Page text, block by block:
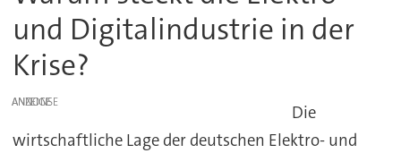
und Digitalindustrie in der
Krise?
ANZEIGE
Die
wirtschaftliche Lage der deutschen Elektro- und